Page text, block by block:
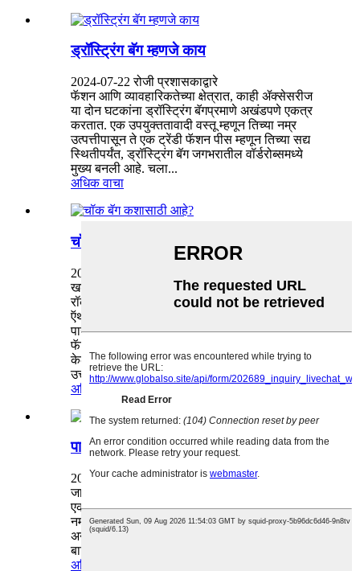
ड्रॉस्ट्रिंग बॅग म्हणजे काय
2024-07-22 रोजी प्रशासकाद्वारे
फॅशन आणि व्यावहारिकतेच्या क्षेत्रात, काही ॲक्सेसरीज
या दोन घटकांना ड्रॉस्ट्रिंग बॅगप्रमाणे अखंडपणे एकत्र
करतात. एक उपयुक्ततावादी वस्तू म्हणून तिच्या नम्र
उत्पत्तीपासून ते एक ट्रेंडी फॅशन पीस म्हणून तिच्या सद्य
स्थितीपर्यंत, ड्रॉस्ट्रिंग बॅग जगभरातील वॉर्डरोब्समध्ये
मुख्य बनली आहे. चला...
अधिक वाचा
चॉक बॅग कशासाठी आहे?
2024-07-22 रोजी प्रशासकाद्वारे
खडूची पिशवी एक साधी ऍक्सेसरीसारखी वाटू शकते, परंतु
रॉक क्लाइंबर, जिम्नॅस्ट, वेटलिफ्टर्स आणि इतर
ऍथलीट्ससाठी, ते एक महत्त्वपूर्ण उद्देश पूर्ण करते. हे नम्र
पाउच, सामान्यत: मऊ आतील अस्तर असलेल्या टिकाऊ
फॅब्रिकपासून बनविलेले, चूर्ण खडू ठेवण्यासाठी डिझाइन
केलेले आहे, जीआर सुधारण्यासाठी वापरला जाणारा एक
उत्तम पदार्थ.
अधिक वाचा
पाण्याची बाटली स्लीव्ह का वापरावी?
2024-07-22 रोजी प्रशासकाद्वारे
जाता जाता हायड्रेशनच्या शोधात, पाण्याची बाटली स्लीव्ह
एक साधी पण अपरिहार्य ऍक्सेसरी म्हणून उदयास येते.
नम्र पाण्याची बाटली स्वयंपूर्ण वाटत असली तरी, स्लीव्ह
अनेक फायदे देते जे पिण्याचा अनुभव वाढवतात. पाण्याची
बाटली स्लीव्ह का वापरायची याचा शोध घेऊया...
अधिक वाचा